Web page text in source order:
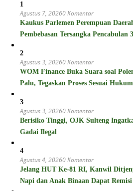
1
Agustus 7, 20260 Komentar
Kaukus Parlemen Perempuan
Pembebasan Tersangka Pencabulan
2
Agustus 3, 20260 Komentar
WOM Finance Buka Suara soal
Palu, Tegaskan Proses Sesuai Hukum
3
Agustus 3, 20260 Komentar
Berisiko Tinggi, OJK Sulteng
Gadai Ilegal
4
Agustus 4, 20260 Komentar
Jelang HUT Ke-81 RI, Kanwil
Napi dan Anak Binaan Dapat Remisi